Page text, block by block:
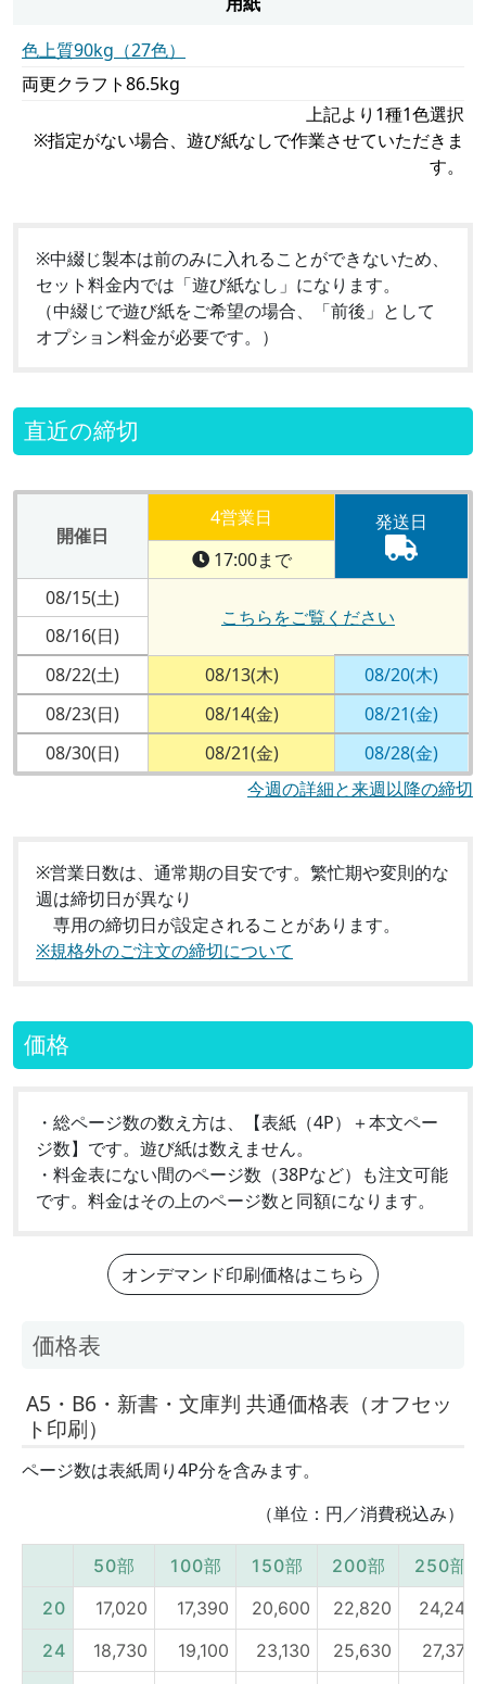
色上質90kg（27色）
両更クラフト86.5kg
上記より1種1色選択
※指定がない場合、遊び紙なしで作業させていただきま
す。
※中綴じ製本は前のみに入れることができないため、
セット料金内では「遊び紙なし」になります。
（中綴じで遊び紙をご希望の場合、「前後」として
オプション料金が必要です。）
直近の締切
開催日
4営業日
発送日
17:00まで
08/15(土)
こちらをご覧ください
08/16(日)
08/22(土)
08/13(木)
08/20(木)
08/23(日)
08/14(金)
08/21(金)
08/30(日)
08/21(金)
08/28(金)
今週の詳細と来週以降の締切
※営業日数は、通常期の目安です。繁忙期や変則的な
週は締切日が異なり
専用の締切日が設定されることがあります。
※規格外のご注文の締切について
価格
・総ページ数の数え方は、【表紙（4P）＋本文ペー
ジ数】です。遊び紙は数えません。
・料金表にない間のページ数（38Pなど）も注文可能
です。料金はその上のページ数と同額になります。
オンデマンド印刷価格はこちら
価格表
A5・B6・新書・文庫判 共通価格表（オフセッ
ト印刷）
ページ数は表紙周り4P分を含みます。
（単位：円／消費税込み）